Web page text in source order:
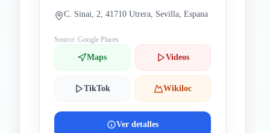
C. Sinai, 2, 41710 Utrera, Sevilla, Espana
Source: Google Places
Maps Videos
TikTok Wikiloc
Ver detalles